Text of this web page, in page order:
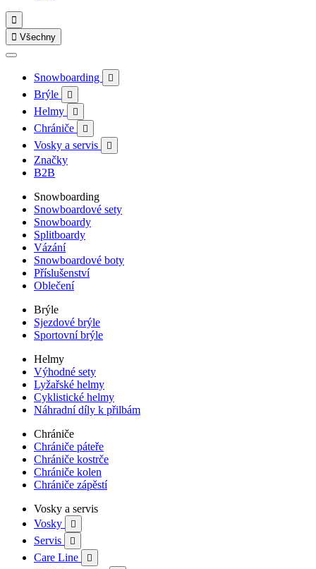

 Všechny
Snowboarding 
Brýle 
Helmy 
Chrániče 
Vosky a servis 
Značky
B2B
Snowboarding
Snowboardové sety
Snowboardy
Splitboardy
Vázání
Snowboardové boty
Příslušenství
Oblečení
Brýle
Sjezdové brýle
Sportovní brýle
Helmy
Výhodné sety
Lyžařské helmy
Cyklistické helmy
Náhradní díly k přilbám
Chrániče
Chrániče páteře
Chrániče kostrče
Chrániče kolen
Chrániče zápěstí
Vosky a servis
Vosky

Servis 
Care Line 